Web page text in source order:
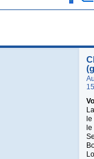
le
le